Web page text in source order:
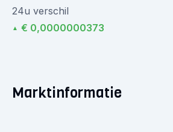
24u verschil
▲ € 0,0000000373
Marktinformatie